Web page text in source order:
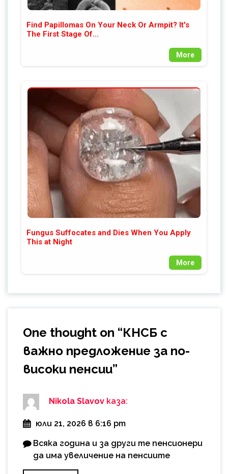
Find Papillomas On Your Neck Or Armpit? It's
The First Stage Of...
More
Fungus Suffocates and Dies When You Apply
This at Night
More
One thought on “КНСБ с
важно предложение за по-
високи пенсии”
Nikola Slavov каза:
юли 21, 2026 в 6:16 pm
Всяка година и за други те пенсионери
да има увеличение на пенсиите